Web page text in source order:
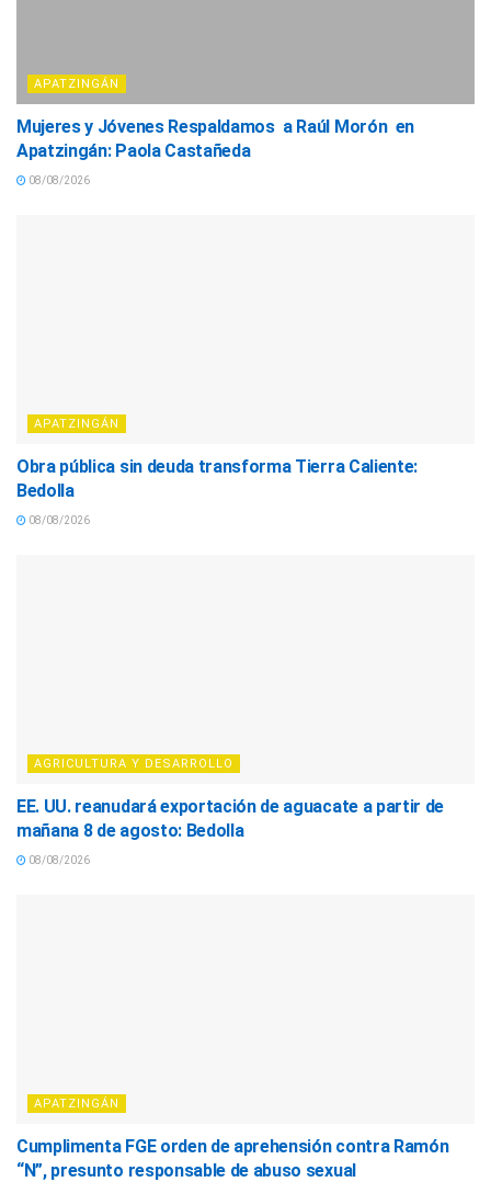
APATZINGÁN
Mujeres y Jóvenes Respaldamos a Raúl Morón en
Apatzingán: Paola Castañeda
08/08/2026
APATZINGÁN
Obra pública sin deuda transforma Tierra Caliente:
Bedolla
08/08/2026
AGRICULTURA Y DESARROLLO
EE. UU. reanudará exportación de aguacate a partir de
mañana 8 de agosto: Bedolla
08/08/2026
APATZINGÁN
Cumplimenta FGE orden de aprehensión contra Ramón
“N”, presunto responsable de abuso sexual